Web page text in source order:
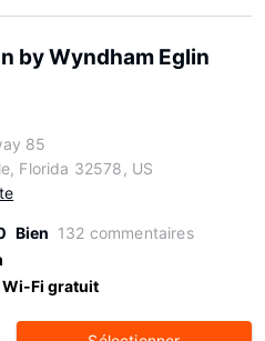
by Wyndham Eglin
85
Florida 32578, US
Bien 132 commentaires
Wi-Fi gratuit